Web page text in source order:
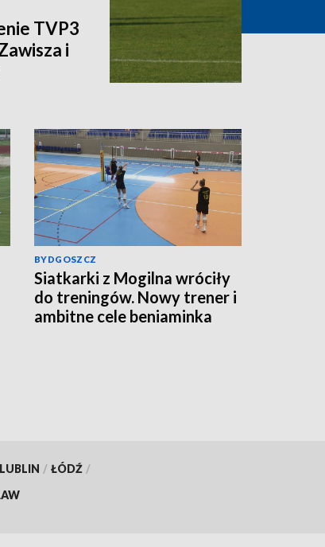
TVP3
i
BYDGOSZCZ
Siatkarki z Mogilna wróciły
do treningów. Nowy trener i
ambitne cele beniaminka
LUBLIN / ŁÓDŹ /